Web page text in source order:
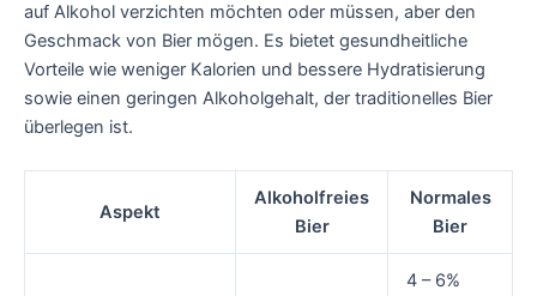
auf Alkohol verzichten möchten oder müssen, aber den
Geschmack von Bier mögen. Es bietet gesundheitliche
Vorteile wie weniger Kalorien und bessere Hydratisierung
sowie einen geringen Alkoholgehalt, der traditionelles Bier
überlegen ist.
Aspekt
Alkoholfreies
Bier
Normales
Bier
4 – 6%